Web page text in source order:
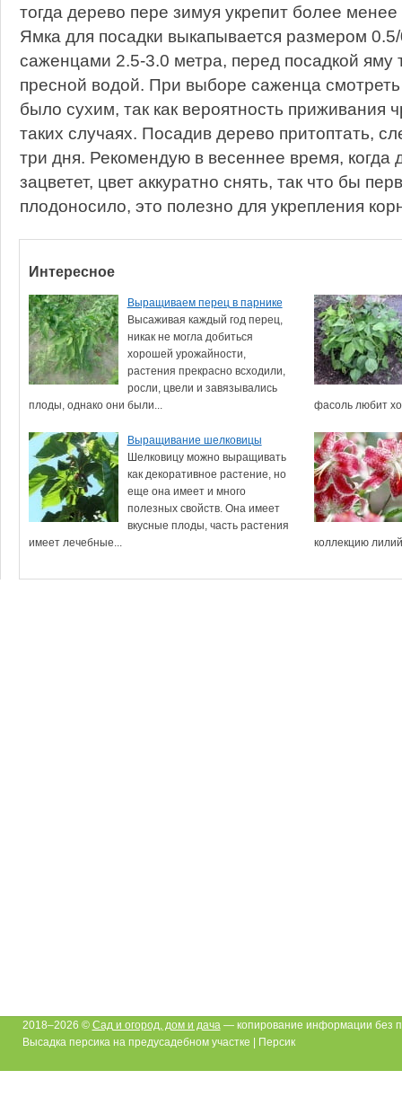
тогда дерево пере зимуя укрепит более
Ямка для посадки выкапывается размером
саженцами 2.5-3.0 метра, перед посадкой яму
пресной водой. При выборе саженца
было сухим, так как вероятность приживания
таких случаях. Посадив дерево притоптать,
три дня. Рекомендую в весеннее время, когда
зацветет, цвет аккуратно снять, так что бы
плодоносило, это полезно для укрепления
Интересное
Выращиваем перец в парнике
Высаживая каждый год перец,
никак не могла добиться
хорошей урожайности,
растения прекрасно всходили,
росли, цвели и завязывались
плоды, однако они были...
фасоль любит
Выращивание шелковицы
Шелковицу можно выращивать
как декоративное растение, но
еще она имеет и много
полезных свойств. Она имеет
вкусные плоды, часть растения
имеет лечебные...
коллекцию
2018–2026 © Сад и огород, дом и дача— копирование информации без
Высадка персика на предусадебном участке | Персик